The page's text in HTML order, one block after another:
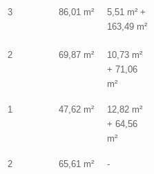
3 86,01 m²
5,51 m² +
163,49 m²
2 69,87 m²
10,73 m²
+ 71,06
m²
1 47,62 m²
12,82 m²
+ 64,56
m²
2 65,61 m² -